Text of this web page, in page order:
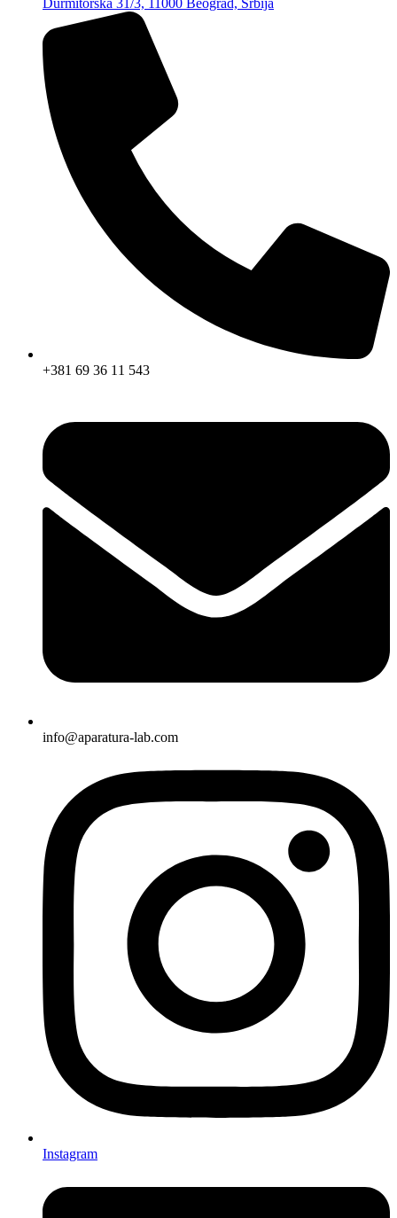
+381 69 36 11 543
info@aparatura-lab.com
Instagram